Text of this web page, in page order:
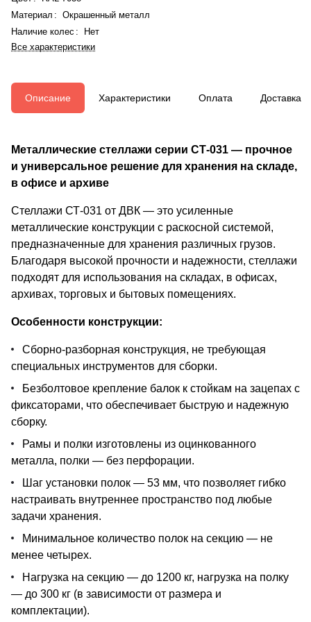
Материал : Окрашенный металл
Наличие колес :
Нет
Все характеристики
Описание Характеристики Оплата Доставка
Металлические стеллажи серии СТ-031 — прочное
и универсальное решение для хранения на складе,
в офисе и архиве
Стеллажи СТ-031 от ДВК — это усиленные
металлические конструкции с раскосной системой,
предназначенные для хранения различных грузов.
Благодаря высокой прочности и надежности, стеллажи
подходят для использования на складах, в офисах,
архивах, торговых и бытовых помещениях.
Особенности конструкции:
Сборно-разборная конструкция, не требующая
специальных инструментов для сборки.
Безболтовое крепление балок к стойкам на зацепах с
фиксаторами, что обеспечивает быструю и надежную
сборку.
Рамы и полки изготовлены из оцинкованного
металла, полки — без перфорации.
Шаг установки полок — 53 мм, что позволяет гибко
настраивать внутреннее пространство под любые
задачи хранения.
Минимальное количество полок на секцию — не
менее четырех.
Нагрузка на секцию — до 1200 кг, нагрузка на полку
— до 300 кг (в зависимости от размера и
комплектации).